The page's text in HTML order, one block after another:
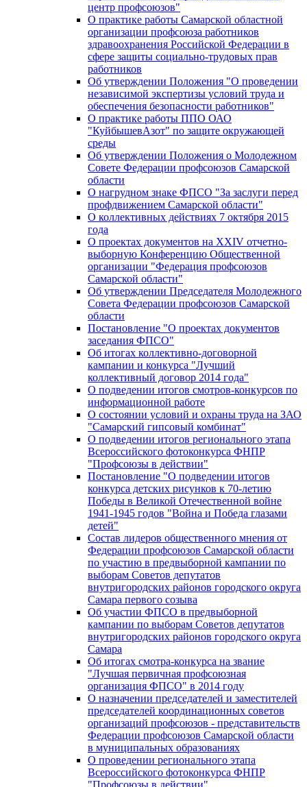
центр профсоюзов"
О практике работы Самарской областной
организации профсоюза работников
здравоохранения Российской Федерации в
сфере защиты социально-трудовых прав
работников
Об утверждении Положения "О проведении
независимой экспертизы условий труда и
обеспечения безопасности работников"
О практике работы ППО ОАО
"КуйбышевАзот" по защите окружающей
среды
Об утверждении Положения о Молодежном
Совете Федерации профсоюзов Самарской
области
О нагрудном знаке ФПСО "За заслуги перед
профдвижением Самарской области"
О коллективных действиях 7 октября 2015
года
О проектах документов на XXIV отчетно-
выборную Конференцию Общественной
организации "Федерация профсоюзов
Самарской области"
Об утверждении Председателя Молодежного
Совета Федерации профсоюзов Самарской
области
Постановление "О проектах документов
заседания ФПСО"
Об итогах коллективно-договорной
кампании и конкурса "Лучший
коллективный договор 2014 года"
О подведении итогов смотров-конкурсов по
информационной работе
О состоянии условий и охраны труда на ЗАО
"Самарский гипсовый комбинат"
О подведении итогов регионального этапа
Всероссийского фотоконкурса ФНПР
"Профсоюзы в действии"
Постановление "О подведении итогов
конкурса детских рисунков к 70-летию
Победы в Великой Отечественной войне
1941-1945 годов "Война и Победа глазами
детей"
Состав лидеров общественного мнения от
Федерации профсоюзов Самарской области
по участию в предвыборной кампании по
выборам Советов депутатов
внутригородских районов городского округа
Самара первого созыва
Об участии ФПСО в предвыборной
кампании по выборам Советов депутатов
внутригородских районов городского округа
Самара
Об итогах смотра-конкурса на звание
"Лучшая первичная профсоюзная
организация ФПСО" в 2014 году
О назначении председателей и заместителей
председателей координационных советов
организаций профсоюзов - представительств
Федерации профсоюзов Самарской области
в муниципальных образованиях
О проведении регионального этапа
Всероссийского фотоконкурса ФНПР
"Профсоюзы в действии"